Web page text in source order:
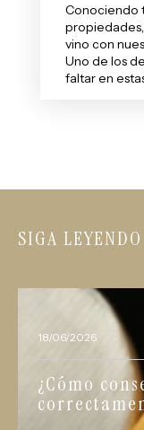
Conociendo
vino con
Uno de los
faltar en
SIGA LEYENDO
18/06/2026
¿Cómo